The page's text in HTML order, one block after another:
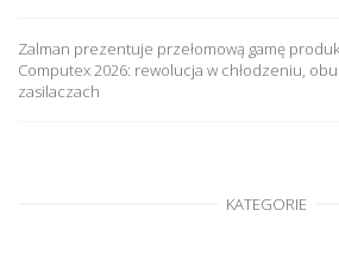
Zalman prezentuje przełomową gamę
Computex 2026: rewolucja w chłodzeniu,
zasilaczach
KATEGORIE
.